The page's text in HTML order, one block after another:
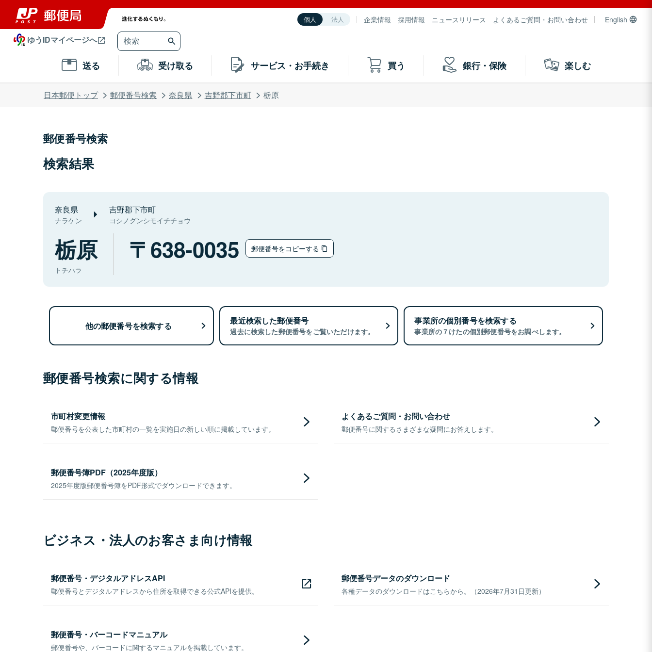
個人 法人 企業情報 採用情報 ニュースリリース よくあるご質問・お問い合わせ English
ゆうIDマイページへ
送る 受け取る サービス・お手続き 買う 銀行・保険 楽しむ
日本郵便トップ 郵便番号検索 奈良県 吉野郡下市町 栃原
郵便番号検索
検索結果
奈良県
ナラケン
吉野郡下市町
ヨシノグンシモイチチョウ
栃原
トチハラ
638-0035 郵便番号をコピーする
他の郵便番号を検索する 最近検索した郵便番号
過去に検索した郵便番号をご覧いただけます。
事業所の個別番号を検索する
事業所の７けたの個別郵便番号をお調べします。
郵便番号検索に関する情報
市町村変更情報
郵便番号を公表した市町村の一覧を実施日の新しい順に掲載しています。
よくあるご質問・お問い合わせ
郵便番号に関するさまざまな疑問にお答えします。
郵便番号簿PDF（2025年度版）
2025年度版郵便番号簿をPDF形式でダウンロードできます。
ビジネス・法人のお客さま向け情報
郵便番号・デジタルアドレスAPI
郵便番号とデジタルアドレスから住所を取得できる公式APIを提供。
郵便番号データのダウンロード
各種データのダウンロードはこちらから。（2026年7月31日更新）
郵便番号・バーコードマニュアル
郵便番号や、バーコードに関するマニュアルを掲載しています。